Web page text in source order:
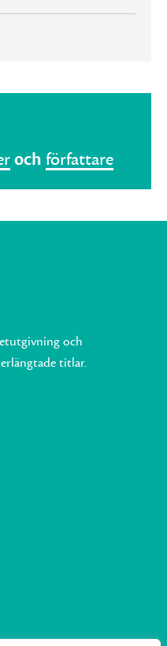
och författare
och
titlar.